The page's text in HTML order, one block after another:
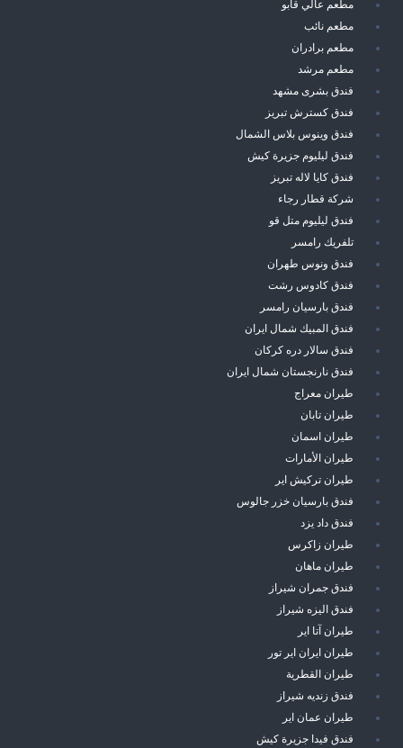
مطعم عالي قابو
مطعم نائب
مطعم برادران
مطعم مرشد
فندق بشرى مشهد
فندق كسترش تبريز
فندق وينوس بلاس الشمال
فندق ليليوم جزيرة كيش
فندق كايا لاله تبريز
شركة قطار رجاء
فندق ليليوم متل قو
تلفريك رامسر
فندق ونوس طهران
فندق كادوس رشت
فندق بارسيان رامسر
فندق المبيك شمال ايران
فندق سالار دره كركان
فندق نارنجستان شمال ايران
طيران معراج
طيران تابان
طيران اسمان
طيران الأمارات
طيران تركيش اير
فندق بارسيان خزر جالوس
فندق داد يزد
طيران زاكرس
طيران ماهان
فندق جمران شيراز
فندق اليزه شيراز
طيران آتا اير
طيران ايران اير تور
طيران القطرية
فندق زنديه شيراز
طيران عمان اير
فندق فيدا جزيرة كيش